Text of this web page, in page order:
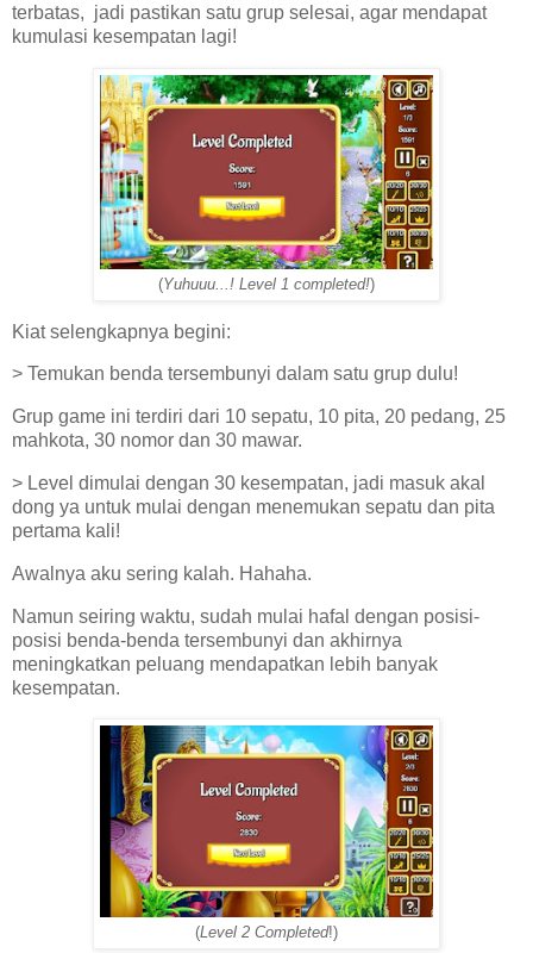
terbatas, jadi pastikan satu grup selesai, agar mendapat
kumulasi kesempatan lagi!
(Yuhuuu...! Level 1 completed!)
Kiat selengkapnya begini:
> Temukan benda tersembunyi dalam satu grup dulu!
Grup game ini terdiri dari 10 sepatu, 10 pita, 20 pedang, 25
mahkota, 30 nomor dan 30 mawar.
> Level dimulai dengan 30 kesempatan, jadi masuk akal
dong ya untuk mulai dengan menemukan sepatu dan pita
pertama kali!
Awalnya aku sering kalah. Hahaha.
Namun seiring waktu, sudah mulai hafal dengan posisi-
posisi benda-benda tersembunyi dan akhirnya
meningkatkan peluang mendapatkan lebih banyak
kesempatan.
(Level 2 Completed!)